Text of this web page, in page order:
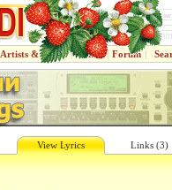
Artists & Bands | Jenres | Forum |
View Lyrics Links (3)